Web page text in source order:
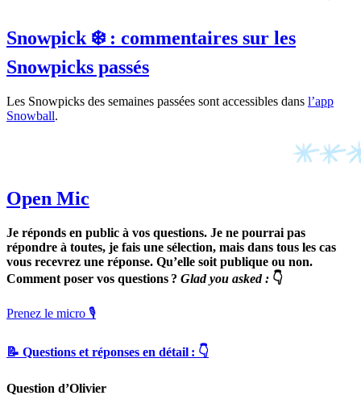
Snowpick ❄️ : commentaires sur les
Snowpicks passés
Les Snowpicks des semaines passées sont accessibles dans l’app
Snowball.
Open Mic
Je réponds en public à vos questions. Je ne pourrai pas
répondre à toutes, je fais une sélection, mais dans tous les cas
vous recevrez une réponse. Qu’elle soit publique ou non.
Comment poser vos questions ? Glad you asked : 👇
Prenez le micro 🎙
📝 Questions et réponses en détail : 👇
Question d’Olivier